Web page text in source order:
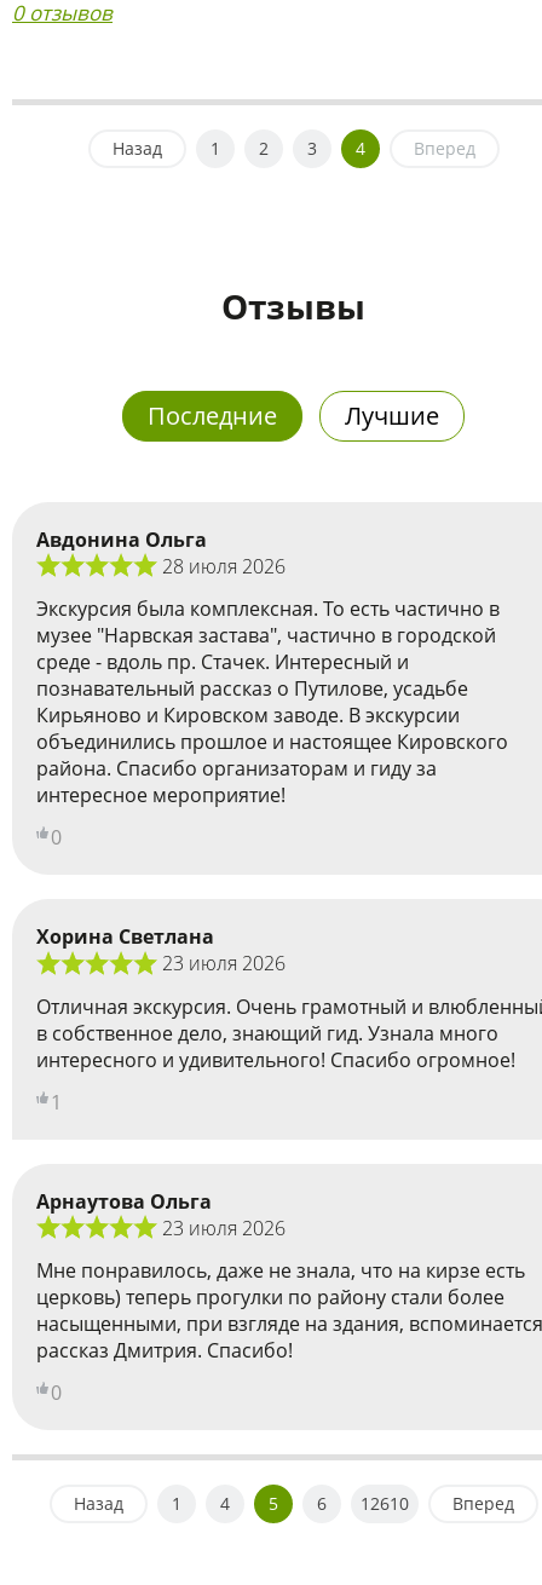
0 отзывов
Назад 1 2 3 4 Вперед
Отзывы
Последние Лучшие
Авдонина Ольга
28 июля 2026
Экскурсия была комплексная. То есть частично в
музее "Нарвская застава", частично в городской
среде - вдоль пр. Стачек. Интересный и
познавательный рассказ о Путилове, усадьбе
Кирьяново и Кировском заводе. В экскурсии
объединились прошлое и настоящее Кировского
района. Спасибо организаторам и гиду за
интересное мероприятие!
0
Хорина Светлана
23 июля 2026
Отличная экскурсия. Очень грамотный и
в собственное дело, знающий гид. Узнала много
интересного и удивительного! Спасибо огромное!
1
Арнаутова Ольга
23 июля 2026
Мне понравилось, даже не знала, что на кирзе есть
церковь) теперь прогулки по району стали более
насыщенными, при взгляде на здания, вспоминается
рассказ Дмитрия. Спасибо!
0
Назад 1 4 5 6 12610 Вперед